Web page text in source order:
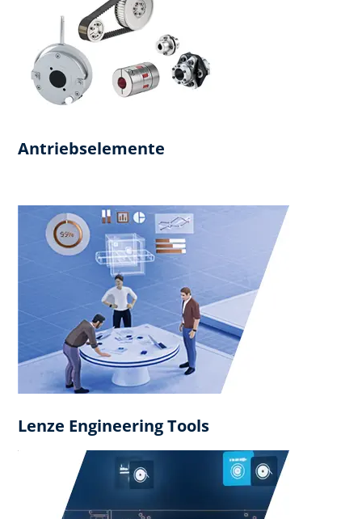
Antriebselemente
Lenze Engineering Tools